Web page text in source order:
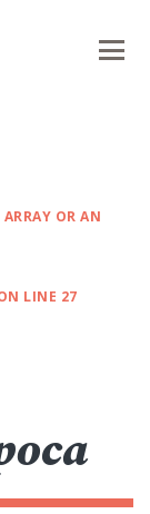
OR AN
LINE 27